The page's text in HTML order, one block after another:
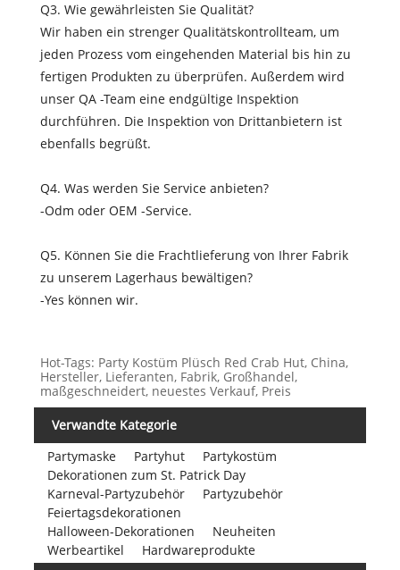
Q3. Wie gewährleisten Sie Qualität?
Wir haben ein strenger Qualitätskontrollteam, um
jeden Prozess vom eingehenden Material bis hin zu
fertigen Produkten zu überprüfen. Außerdem wird
unser QA -Team eine endgültige Inspektion
durchführen. Die Inspektion von Drittanbietern ist
ebenfalls begrüßt.
Q4. Was werden Sie Service anbieten?
-Odm oder OEM -Service.
Q5. Können Sie die Frachtlieferung von Ihrer Fabrik
zu unserem Lagerhaus bewältigen?
-Yes können wir.
Hot-Tags: Party Kostüm Plüsch Red Crab Hut, China,
Hersteller, Lieferanten, Fabrik, Großhandel,
maßgeschneidert, neuestes Verkauf, Preis
Verwandte Kategorie
Partymaske
Partyhut
Partykostüm
Dekorationen zum St. Patrick Day
Karneval-Partyzubehör
Partyzubehör
Feiertagsdekorationen
Halloween-Dekorationen
Neuheiten
Werbeartikel
Hardwareprodukte